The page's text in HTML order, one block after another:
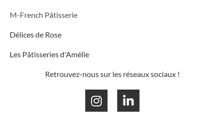
M-French Pâtisserie
Délices de Rose
Les Pâtisseries d'Amélie
Retrouvez-nous sur les réseaux sociaux !